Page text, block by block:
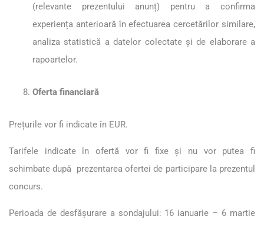
(relevante prezentului anunț) pentru a confirma
experiența anterioară în efectuarea cercetărilor similare,
analiza statistică a datelor colectate și de elaborare a
rapoartelor.
Oferta financiară
Prețurile vor fi indicate în EUR.
Tarifele indicate în ofertă vor fi fixe și nu vor putea fi
schimbate după prezentarea ofertei de participare la prezentul
concurs.
Perioada de desfășurare a sondajului: 16 ianuarie – 6 martie